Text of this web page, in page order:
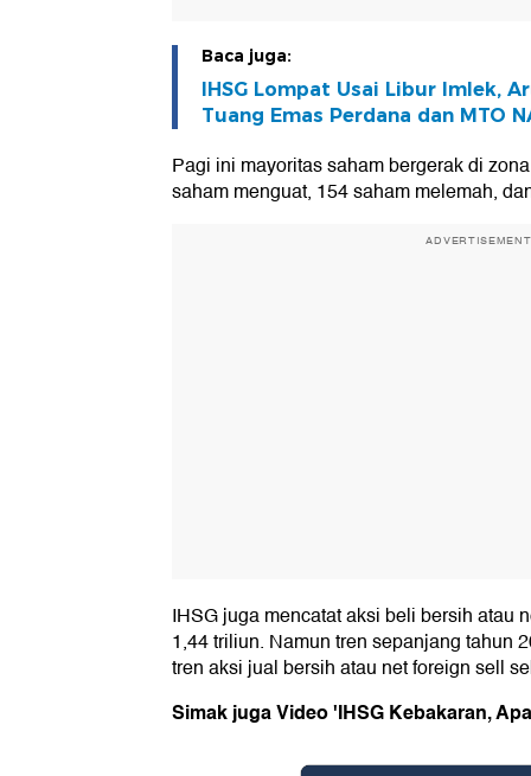
Baca juga:
IHSG Lompat Usai Libur Imlek,
Tuang Emas Perdana dan MTO
Pagi ini mayoritas saham bergerak di
saham menguat, 154 saham melemah,
ADVERTISEMENT
IHSG juga mencatat aksi beli bersih atau
1,44 triliun. Namun tren sepanjang tahun
tren aksi jual bersih atau net foreign sell
Simak juga Video 'IHSG Kebakaran,